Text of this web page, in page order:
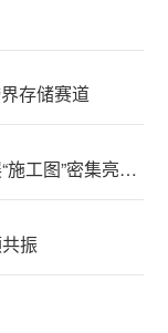
存储赛道
下半年怎么干？高质量发展“施工图”密集亮相 聚焦主业提质增效 国资央企向AI要动能
振